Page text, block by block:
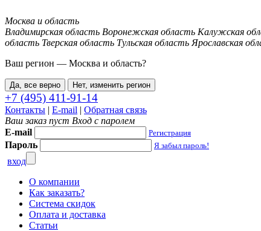
Москва и область
Владимирская область Воронежская область Калужская
область Тверская область Тульская область Ярославская
Ваш регион — Москва и область?
Да, все верно Нет, изменить регион
+7 (495) 411-91-14
Контакты | E-mail | Обратная связь
Ваш заказ пуст Вход с паролем
E-mail
Регистрация
Пароль Я забыл пароль!
вход
О компании
Как заказать?
Система скидок
Оплата и доставка
Статьи